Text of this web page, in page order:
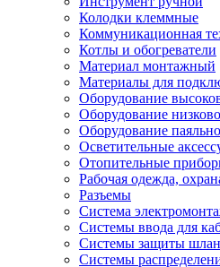
Колодки клеммные
Коммуникационная
Котлы и обогреватели
Материал монтажный
Материалы для
Оборудование
Оборудование
Оборудование
Осветительные
Отопительные
Рабочая одежда,
Разъемы
Система
Системы ввода для
Системы защиты
Системы